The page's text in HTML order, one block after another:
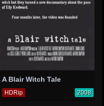
A Blair Witch Tale
HDRip 2008